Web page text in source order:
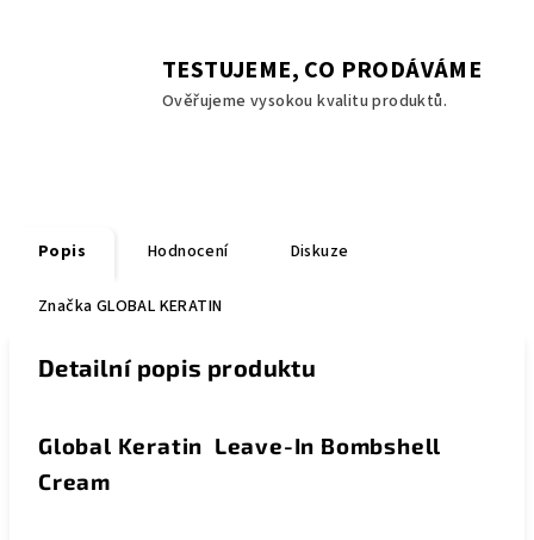
TESTUJEME, CO PRODÁVÁME
Ověřujeme vysokou kvalitu produktů.
Popis Hodnocení Diskuze
Značka GLOBAL KERATIN
Detailní popis produktu
Global Keratin Leave-In Bombshell
Cream